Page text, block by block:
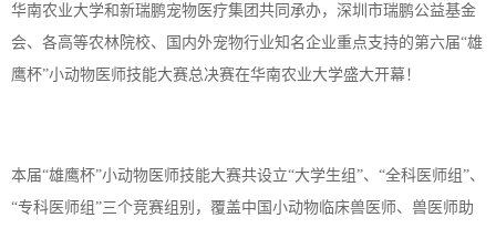
华南农业大学和新瑞鹏宠物医疗集团共同承办，深圳市瑞鹏公益基金
会、各高等农林院校、国内外宠物行业知名企业重点支持的第六届“雄
鹰杯”小动物医师技能大赛总决赛在华南农业大学盛大开幕！
本届“雄鹰杯”小动物医师技能大赛共设立“大学生组”、“全科医师组”、
“专科医师组”三个竞赛组别，覆盖中国小动物临床兽医师、兽医师助